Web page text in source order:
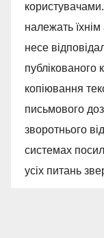
належать
несе
публікованого
копіювання
письмового
зворотнього
системах
усіх питань